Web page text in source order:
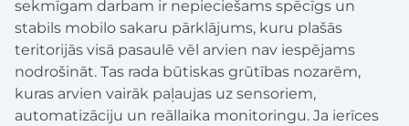
sekmīgam darbam ir nepieciešams spēcīgs un
stabils mobilo sakaru pārklājums, kuru plašās
teritorijās visā pasaulē vēl arvien nav iespējams
nodrošināt. Tas rada būtiskas grūtības nozarēm,
kuras arvien vairāk paļaujas uz sensoriem,
automatizāciju un reāllaika monitoringu. Ja ierīces